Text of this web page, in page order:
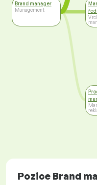
Brand manager
Management
Pozice Brand